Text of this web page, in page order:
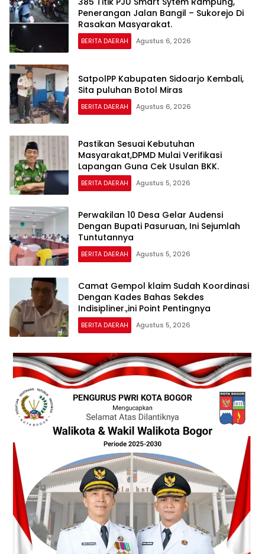
Penerangan Jalan Bangil – Sukorejo Di
Rasakan Masyarakat.
BERITA DAERAH Agustus 6, 2026
SatpolPP Kabupaten Sidoarjo Kembali,
Sita puluhan Botol Miras
BERITA DAERAH Agustus 6, 2026
Pastikan Sesuai Kebutuhan
Masyarakat,DPMD Mulai Verifikasi
Lapangan Guna Cek Usulan BKK.
BERITA DAERAH Agustus 5, 2026
Perwakilan 10 Desa Gelar Audensi
Dengan Bupati Pasuruan, Ini Sejumlah
Tuntutannya
BERITA DAERAH Agustus 5, 2026
Camat Gempol klaim Sudah Koordinasi
Dengan Kades Bahas Sekdes
Indisipliner.,ini Point Pentingnya
BERITA DAERAH Agustus 5, 2026